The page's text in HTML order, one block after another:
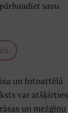
savu
un fotoattēlā
var atšķirties
un mežģīņu